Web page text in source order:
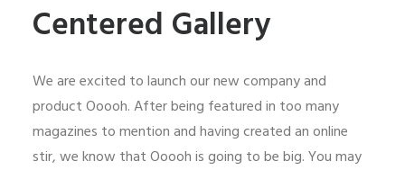
Centered Gallery
We are excited to launch our new company and
product Ooooh. After being featured in too many
magazines to mention and having created an online
stir, we know that Ooooh is going to be big. You may